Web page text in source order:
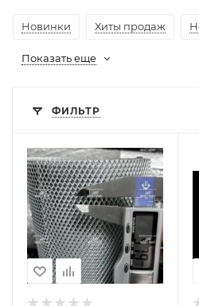
Новинки Хиты продаж
Показать еще
ФИЛЬТР